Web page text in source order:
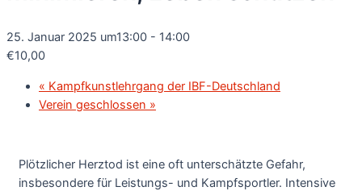
25. Januar 2025 um13:00 - 14:00
€10,00
« Kampfkunstlehrgang der IBF-Deutschland
Verein geschlossen »
Plötzlicher Herztod ist eine oft unterschätzte Gefahr,
insbesondere für Leistungs- und Kampfsportler. Intensive